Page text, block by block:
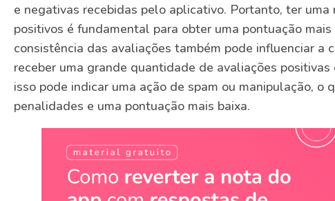
e negativas recebidas pelo aplicativo. Portanto, ter uma
positivos é fundamental para obter uma pontuação
consistência das avaliações também pode influenciar a
receber uma grande quantidade de avaliações
isso pode indicar uma ação de spam ou manipulação, o
penalidades e uma pontuação mais baixa.